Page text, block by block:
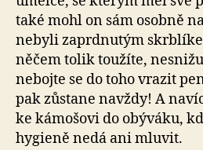
také mohl on sám osobně
nebyli zaprdnutým
něčem tolik toužíte,
nebojte se do toho vrazit
pak zůstane navždy! A
ke kámošovi do obýváku,
hygieně nedá ani mluvit.